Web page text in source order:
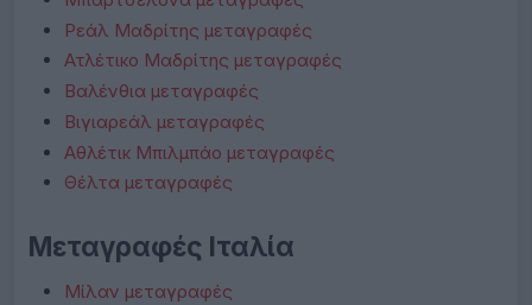
Ρεάλ Μαδρίτης μεταγραφές
Ατλέτικο Μαδρίτης μεταγραφές
Βαλένθια μεταγραφές
Βιγιαρεάλ μεταγραφές
Αθλέτικ Μπιλμπάο μεταγραφές
Θέλτα μεταγραφές
Μεταγραφές Ιταλία
Μίλαν μεταγραφές